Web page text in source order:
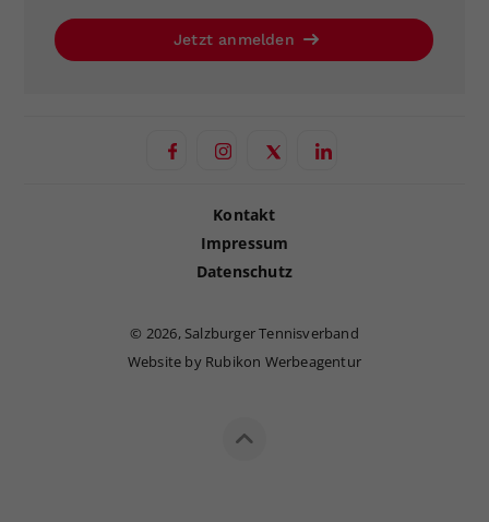
Jetzt anmelden
Kontakt
Impressum
Datenschutz
© 2026, Salzburger Tennisverband
Website by Rubikon Werbeagentur